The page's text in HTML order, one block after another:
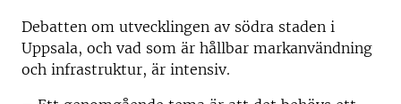
Debatten om utvecklingen av södra staden i
Uppsala, och vad som är hållbar markanvändning
och infrastruktur, är intensiv.